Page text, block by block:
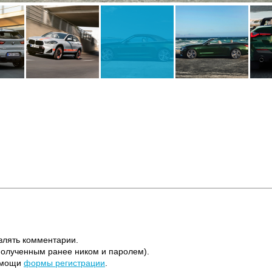
комментарии.
ранее ником и паролем).
формы регистрации